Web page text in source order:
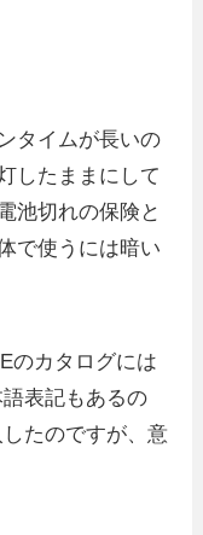
タイムが長いの
したままにして
池切れの保険と
で使うには暗い
のカタログには
表記もあるの
たのですが、意